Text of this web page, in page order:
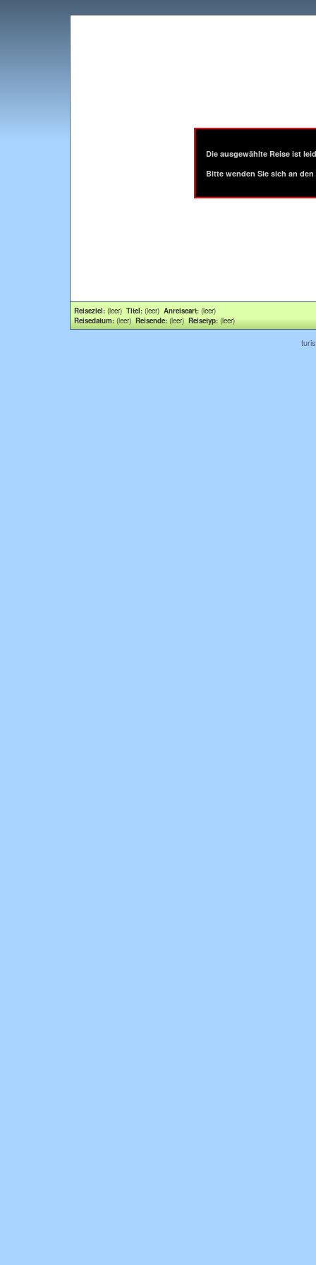
Die ausgewählte Reise ist
Bitte wenden Sie sich an den
Reiseziel: (leer) Titel: (leer) Anreiseart: (leer)
Reisedatum: (leer) Reisende: (leer) Reisetyp: (leer)